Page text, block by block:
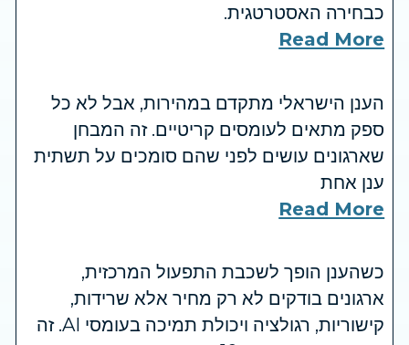
כבחירה האסטרטגית.
Read More
הענן הישראלי מתקדם במהירות, אבל לא כל
ספק מתאים לעומסים קריטיים. זה המבחן
שארגונים עושים לפני שהם סומכים על תשתית
ענן אחת
Read More
כשהענן הופך לשכבת התפעול המרכזית,
ארגונים בודקים לא רק מחיר אלא שרידות,
קישוריות, רגולציה ויכולת תמיכה בעומסי AI. זה